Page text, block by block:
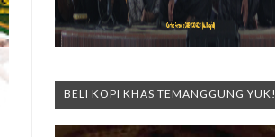
BELI KOPI KHAS TEMANGGUNG YUK!